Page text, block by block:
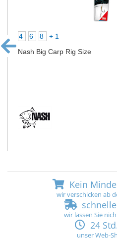
4 6 8
+ 1
Nash Big Carp Rig Size
Kein
wir verschicken ab
wir lassen Sie
24
unser Web-